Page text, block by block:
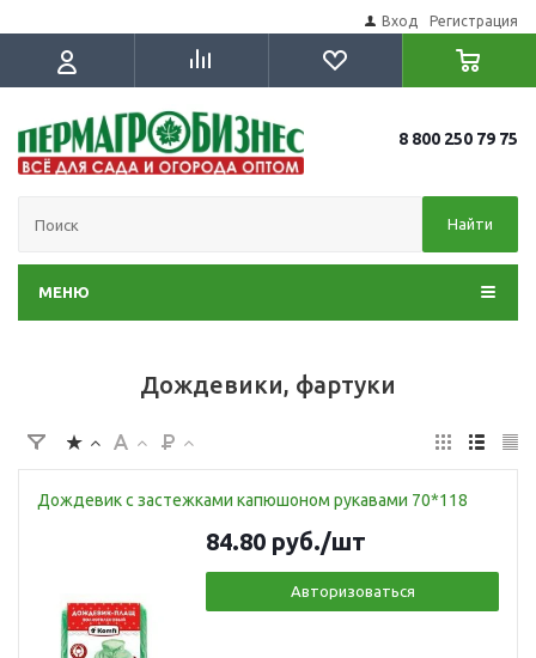
Вход Регистрация
8 800 250 79 75
Найти
МЕНЮ
Дождевики, фартуки
Дождевик с застежками капюшоном рукавами 70*118
84.80 руб./шт
Авторизоваться